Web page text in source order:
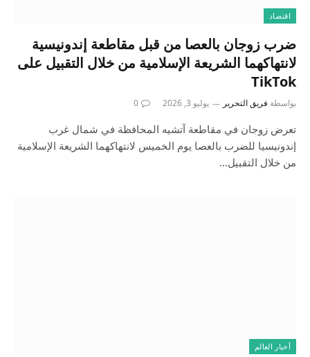
اقتصاد
ضرب زوجان بالعصا من قبل مقاطعة إندونيسية
لانتهاكهما الشريعة الإسلامية من خلال التقبيل على
TikTok
بواسطة فريق التحرير يوليو 3, 2026 0
تعرض زوجان في مقاطعة آتشيه المحافظة في شمال غرب
إندونيسيا للضرب بالعصا يوم الخميس لانتهاكهما الشريعة الإسلامية
من خلال التقبيل…
أخبار العالم